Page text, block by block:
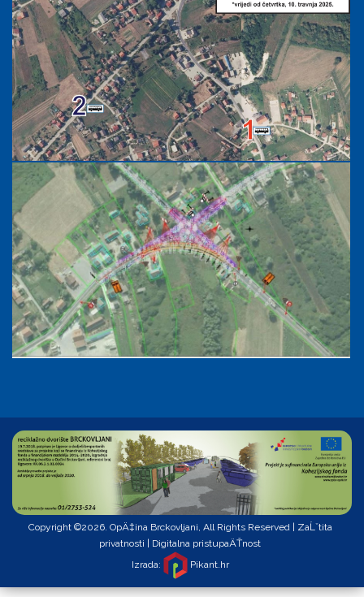
Copyright ©2026. OpÄ‡ina Brckovljani, All Rights Reserved |
ZaĹˇtita
privatnosti
Digitalna pristupaÄŤnost
Izrada:
Pikant.hr